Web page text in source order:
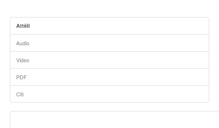
Attēli
Audio
Video
PDF
Citi